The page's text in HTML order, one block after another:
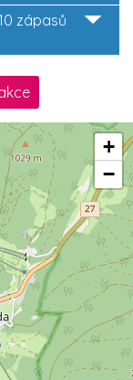
zápasů
+
−